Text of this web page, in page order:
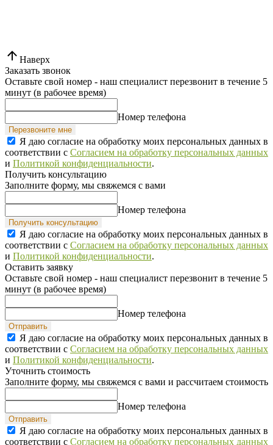
Наверх
Заказать звонок
Оставьте свой номер - наш специалист перезвонит в течение 5
минут (в рабочее время)
Номер телефона
Перезвоните мне
Я даю согласие на обработку моих персональных данных в
соответствии с Согласием на обработку персональных данных
и Политикой конфиденциальности.
Получить консультацию
Заполните форму, мы свяжемся с вами
Номер телефона
Получить консультацию
Я даю согласие на обработку моих персональных данных в
соответствии с Согласием на обработку персональных данных
и Политикой конфиденциальности.
Оставить заявку
Оставьте свой номер - наш специалист перезвонит в течение 5
минут (в рабочее время)
Номер телефона
Отправить
Я даю согласие на обработку моих персональных данных в
соответствии с Согласием на обработку персональных данных
и Политикой конфиденциальности.
Уточнить стоимость
Заполните форму, мы свяжемся с вами и рассчитаем стоимость
Номер телефона
Отправить
Я даю согласие на обработку моих персональных данных в
соответствии с Согласием на обработку персональных данных